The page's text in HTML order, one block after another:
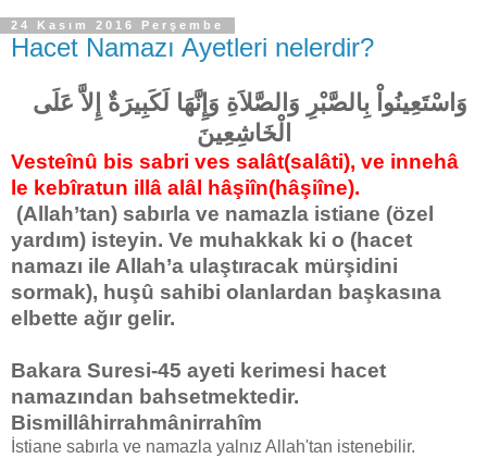
24 Kasım 2016 Perşembe
Hacet Namazı Ayetleri nelerdir?
الْخَاشِعِينَ
Vesteînû bis sabri ves salât(salâti), ve innehâ
le kebîratun illâ alâl hâşiîn(hâşiîne).
(Allah’tan) sabırla ve namazla istiane (özel
yardım) isteyin. Ve muhakkak ki o (hacet
namazı ile Allah’a ulaştıracak mürşidini
sormak), huşû sahibi olanlardan başkasına
elbette ağır gelir.
Bakara Suresi-45 ayeti kerimesi hacet
namazından bahsetmektedir.
Bismillâhirrahmânirrahîm
İstiane sabırla ve namazla yalnız Allah'tan istenebilir.